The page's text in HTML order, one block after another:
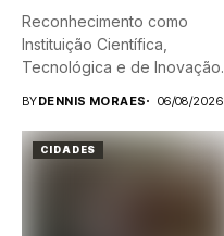
Reconhecimento como
Instituição Científica,
Tecnológica e de Inovação
BYDENNIS MORAES 06/08/2026
CIDADES